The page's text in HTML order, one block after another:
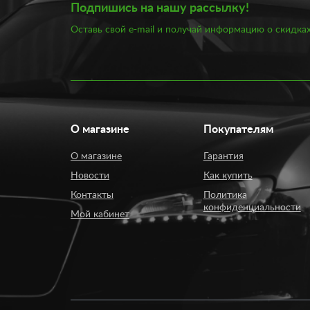
подкрутить детали или открутить
Подобрать подходящий ящик с инструментами
скотч, клей и герметик.
Купить товары для ухода за автомобилем вы
70 рублей, аптечек – от 130 рублей, наборов
любое удобное время. Если вы сомневаетесь в
Подпишись на нашу рассылку!
Оставь свой e-mail и получай информацию о
О магазине
О магазине
Новости
Контакты
Мой кабинет
Покупателям
Гарантия
Как купить
Политика
конфиденциальности